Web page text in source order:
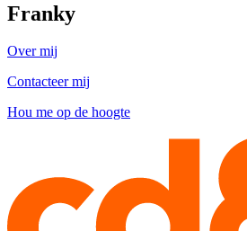
Franky
Over mij
Contacteer mij
Hou me op de hoogte